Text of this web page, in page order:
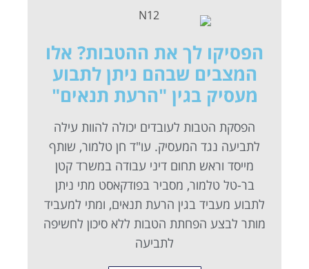
הפסיקו לך את ההטבות? אלו
המצבים שבהם ניתן לתבוע
מעסיק בגין "הרעת תנאים"
הפסקת הטבות לעובדים יכולה להוות עילה
לתביעה נגד המעסיק. עו"ד חן טלמור, שותף
מייסד וראש תחום דיני עבודה במשרד קטן
בר-טל טלמור, מסביר בפודקאסט מתי ניתן
לתבוע מעביד בגין הרעת תנאים, ומתי למעביד
מותר לבצע הפחתת הטבות ללא סיכון לחשיפה
לתביעה